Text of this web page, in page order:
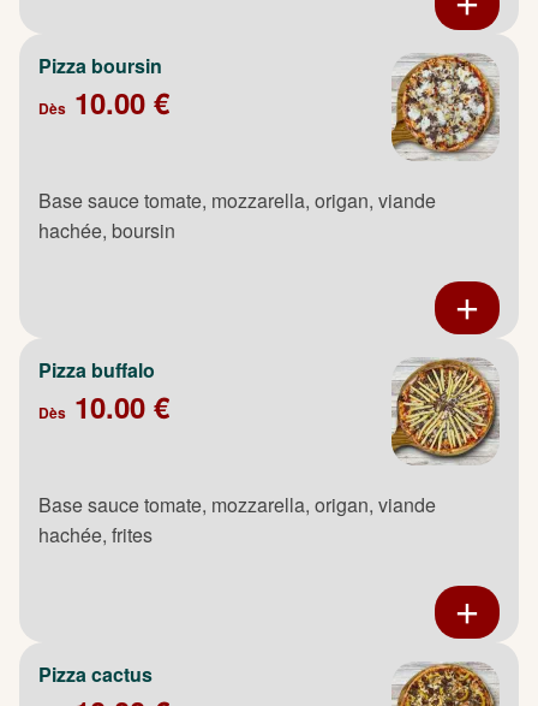
Pizza boursin
Dès 10.00 €
Base sauce tomate, mozzarella, origan, viande
hachée, boursin
Pizza buffalo
Dès 10.00 €
Base sauce tomate, mozzarella, origan, viande
hachée, frites
Pizza cactus